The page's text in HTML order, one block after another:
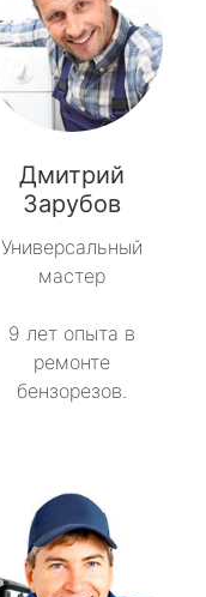
Дмитрий
Зарубов
Универсальный
мастер
9 лет опыта в
ремонте
бензорезов.